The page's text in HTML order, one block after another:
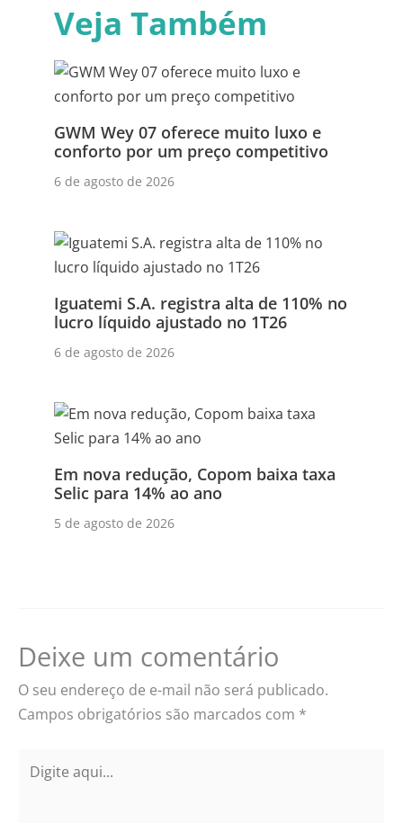
Veja Também
GWM Wey 07 oferece muito luxo e
conforto por um preço competitivo
6 de agosto de 2026
Iguatemi S.A. registra alta de 110% no
lucro líquido ajustado no 1T26
6 de agosto de 2026
Em nova redução, Copom baixa taxa
Selic para 14% ao ano
5 de agosto de 2026
Deixe um comentário
O seu endereço de e-mail não será publicado.
Campos obrigatórios são marcados com *
aqui...